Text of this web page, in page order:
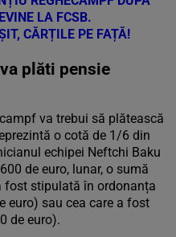
LA FCSB.
CĂRȚILE PE FAȚĂ!
plăti pensie
va trebui să plătească
o cotă de 1/6 din
echipei Neftchi Baku
de euro, lunar, o sumă
fost stipulată în ordonanța
euro) sau cea care a fost
de euro).